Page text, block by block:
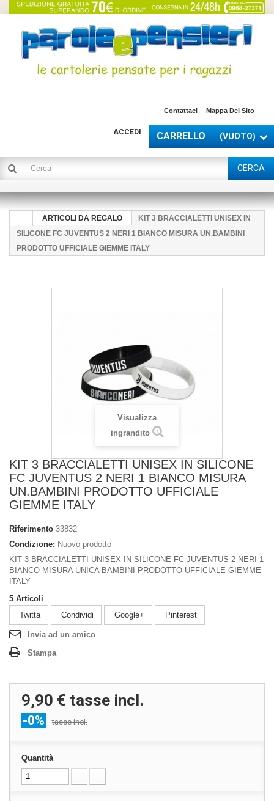
Contattaci Mappa Del Sito
CARRELLO (VUOTO)
ACCEDI
CERCA
ARTICOLI DA REGALO
KIT 3 BRACCIALETTI UNISEX IN
SILICONE FC JUVENTUS 2 NERI 1 BIANCO MISURA UN.BAMBINI
PRODOTTO UFFICIALE GIEMME ITALY
Visualizza
ingrandito
KIT 3 BRACCIALETTI UNISEX IN SILICONE
FC JUVENTUS 2 NERI 1 BIANCO MISURA
UN.BAMBINI PRODOTTO UFFICIALE
GIEMME ITALY
Riferimento 33832
Condizione: Nuovo prodotto
KIT 3 BRACCIALETTI UNISEX IN SILICONE FC JUVENTUS 2 NERI 1
BIANCO MISURA UNICA BAMBINI PRODOTTO UFFICIALE GIEMME
ITALY
5 Articoli
Twitta
Condividi Google+ Pinterest
Invia ad un amico
Stampa
9,90 € tasse incl.
-0% tasse incl.
Quantità